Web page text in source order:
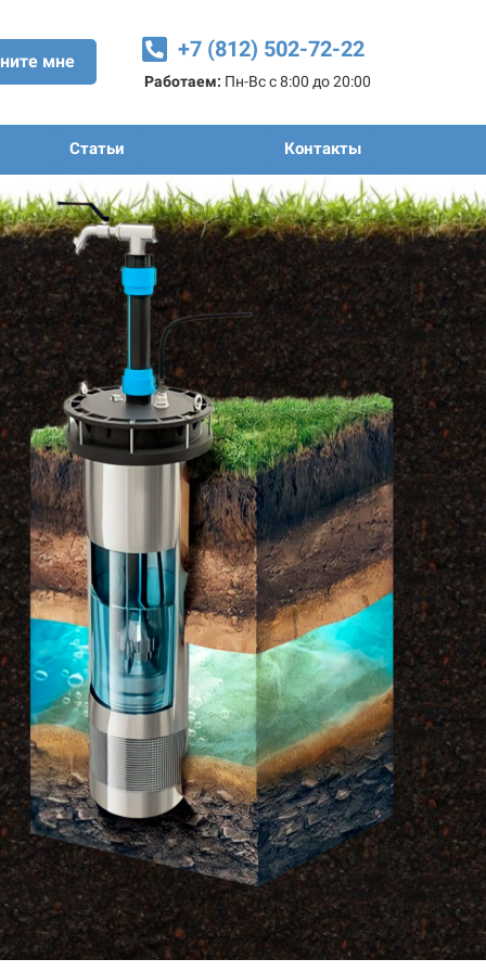
мне +7 (812) 502-72-22
Работаем: Пн-Вс с 8:00 до 20:00
Статьи Контакты